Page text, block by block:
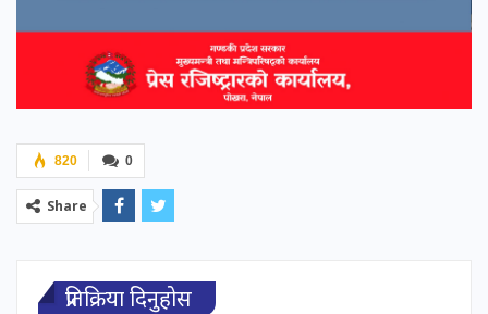
0
820
Share
प्रतिक्रिया दिनुहोस